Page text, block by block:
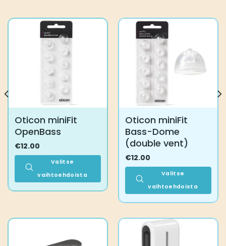
Oticon miniFit
OpenBass
€12.00
Valitse
vaihtoehdoista
useampi
Oticon miniFit
Bass-Dome
(double vent)
€12.00
Valitse
vaihtoehdoista
on
useampi